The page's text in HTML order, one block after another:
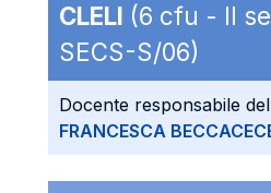
CLELI (6 cfu - II
SECS-S/06)
Docente responsabile
FRANCESCA